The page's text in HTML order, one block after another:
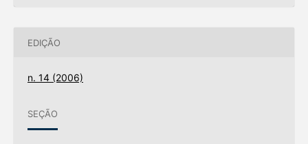
EDIÇÃO
n. 14 (2006)
SEÇÃO